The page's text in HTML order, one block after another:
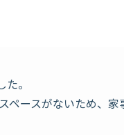
。
ペースがないため、